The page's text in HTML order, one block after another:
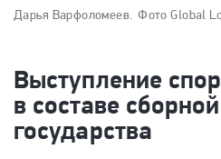
Дарья Варфоломеев. Фото Global
Выступление
в составе
государства